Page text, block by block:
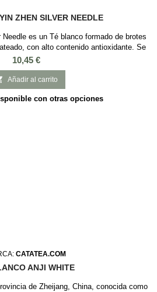
ZHEN SILVER NEEDLE
es un Té blanco formado de brotes
con alto contenido antioxidante. Se
en China a 6000 metros de altura. El
una auténtica fuente de juventud y
de antioxidantes. Este té blanco Yin
Zhen...
Precio
10,45 €
Añadir al carrito
con otras opciones
CATATEA.COM
ANJI WHITE
de Zheijang, China, conocida como